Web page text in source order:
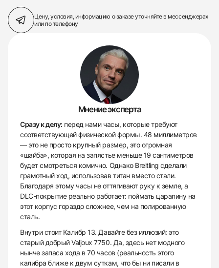
Цену, условия, информацию о заказеуточняйте в мессенджерах
или по телефону
Мнение эксперта
Сразу к делу: перед нами часы, которые требуют
соответствующей физической формы. 48 миллиметров
— это не просто крупный размер, это огромная
«шайба», которая на запястье меньше 19 сантиметров
будет смотреться комично. Однако Breitling сделали
грамотный ход, использовав титан вместо стали.
Благодаря этому часы не оттягивают руку к земле, а
DLC-покрытие реально работает: поймать царапину на
этот корпус гораздо сложнее, чем на полированную
сталь.
Внутри стоит Калибр 13. Давайте без иллюзий: это
старый добрый Valjoux 7750. Да, здесь нет модного
нынче запаса хода в 70 часов (реальность этого
калибра ближе к двум суткам, что бы ни писали в